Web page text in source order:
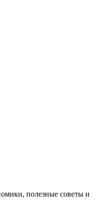
полезные советы и